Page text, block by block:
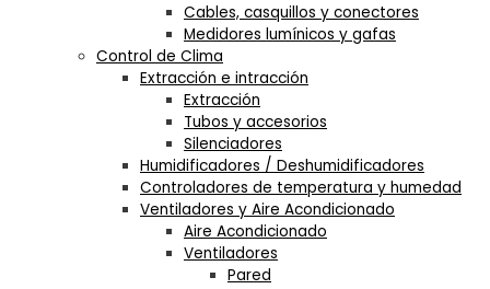
Cables, casquillos y conectores
Medidores lumínicos y gafas
Control de Clima
Extracción e intracción
Extracción
Tubos y accesorios
Silenciadores
Humidificadores / Deshumidificadores
Controladores de temperatura y humedad
Ventiladores y Aire Acondicionado
Aire Acondicionado
Ventiladores
Pared